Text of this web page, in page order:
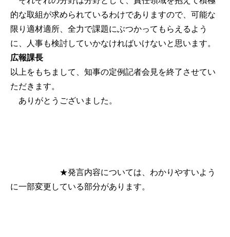
的な取組が求められているわけでありますので、可能な
限り適材適所、全力で課題にぶつかってもらえるよう
に、人事も検討していかなければいけないと思います。
広報課長
以上をもちまして、知事の定例記者会見を終了させてい
ただきます。
ありがとうございました。
★発言内容については、わかりやすいよう
に一部変更している部分があります。